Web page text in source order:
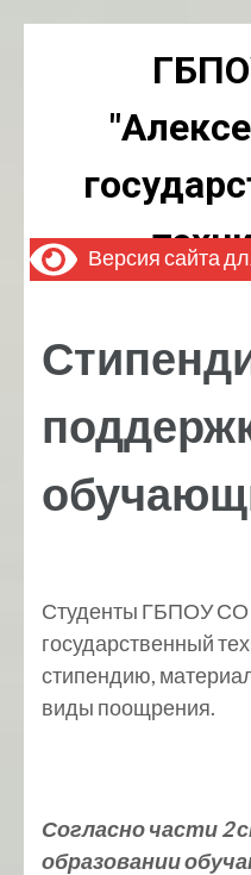
Студенты ГБПОУ СО
государственный
стипендию,
виды поощрения.
Согласно части 2
образовании
Версия сайта